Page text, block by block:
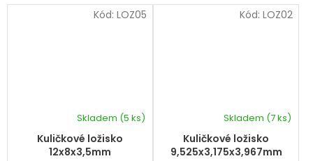
Kuličkové ložisko
12x8x3,5mm
Skladem (5 ks)
Kód: LOZ05
Kuličkové ložisko
9,525x3,175x3,967mm
Skladem (7 ks)
Kód: LOZ02